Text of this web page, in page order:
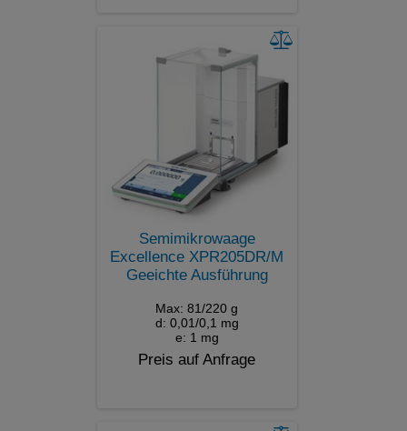
Semimikrowaage
Excellence XPR205DR/M
Geeichte Ausführung
Max: 81/220 g
d: 0,01/0,1 mg
e: 1 mg
Preis auf Anfrage